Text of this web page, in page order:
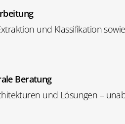
und Klassifikation
Beratung
und Lösungen –